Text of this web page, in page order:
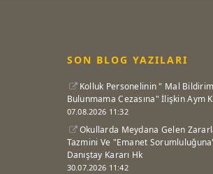
SON BLOG YAZILARI
Kolluk Personelinin " Mal
Bulunmama Cezasına" İlişkin Aym
07.08.2026 11:32
Okullarda Meydana Gelen
Tazmini Ve "Emanet
Danıştay Kararı Hk
30.07.2026 11:42